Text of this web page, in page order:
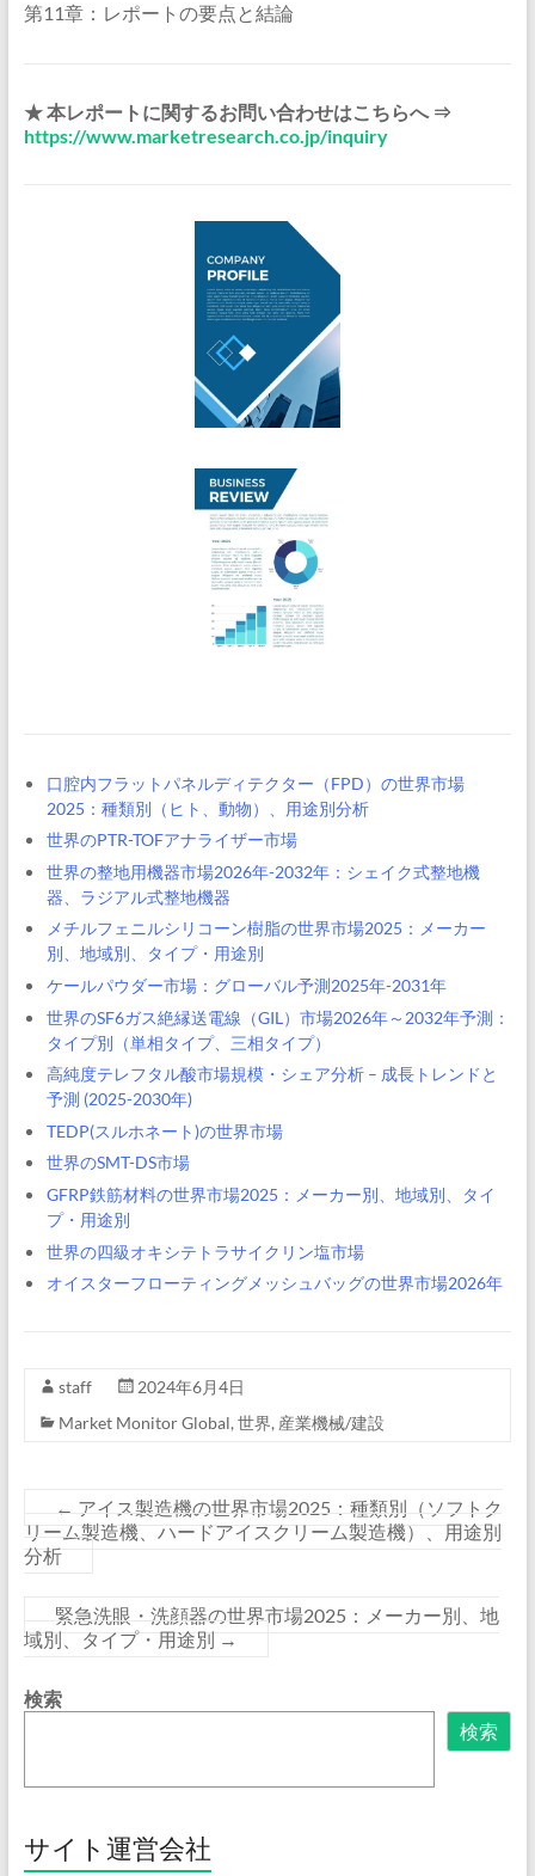
第11章：レポートの要点と結論
★ 本レポートに関するお問い合わせはこちらへ ⇒
https://www.marketresearch.co.jp/inquiry
口腔内フラットパネルディテクター（FPD）の世界市場
2025：種類別（ヒト、動物）、用途別分析
世界のPTR-TOFアナライザー市場
世界の整地用機器市場2026年-2032年：シェイク式整地機
器、ラジアル式整地機器
メチルフェニルシリコーン樹脂の世界市場2025：メーカー
別、地域別、タイプ・用途別
ケールパウダー市場：グローバル予測2025年-2031年
世界のSF6ガス絶縁送電線（GIL）市場2026年～2032年予測：
タイプ別（単相タイプ、三相タイプ）
高純度テレフタル酸市場規模・シェア分析 – 成長トレンドと
予測 (2025-2030年)
TEDP(スルホネート)の世界市場
世界のSMT-DS市場
GFRP鉄筋材料の世界市場2025：メーカー別、地域別、タイ
プ・用途別
世界の四級オキシテトラサイクリン塩市場
オイスターフローティングメッシュバッグの世界市場2026年
staff
2024年6月4日
Market Monitor Global, 世界, 産業機械/建設
← アイス製造機の世界市場2025：種類別（ソフトク
リーム製造機、ハードアイスクリーム製造機）、用途別
分析
緊急洗眼・洗顔器の世界市場2025：メーカー別、地
域別、タイプ・用途別 →
検索
検索
サイト運営会社